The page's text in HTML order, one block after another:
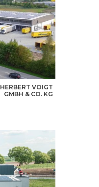
HERBERT VOIGT
GMBH & CO. KG